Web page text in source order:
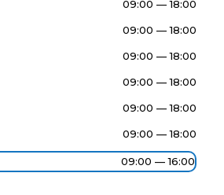
09:00 — 18:00
09:00 — 18:00
09:00 — 18:00
09:00 — 18:00
09:00 — 18:00
09:00 — 18:00
09:00 — 16:00